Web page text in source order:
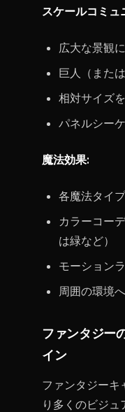
スケールコミュ
広大な景観
巨人（また
相対サイズ
パネルシー
魔法効果:
各魔法タイ
カラーコー
は緑など）
モーション
周囲の環境
ファンタジー
イン
ファンタジーキ
り多くのビジュ